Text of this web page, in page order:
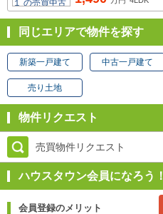
同じエリアで物件を探す
新築一戸建て 中古一戸建て
売り土地
物件リクエスト
売買物件リクエスト
ハウスタウン会員になろう！
会員登録のメリット